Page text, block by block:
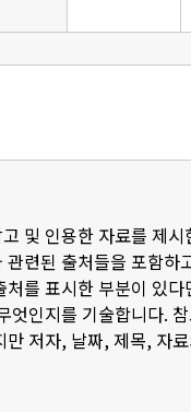
및 인용한 자료를 제
관련된 출처들을 포함하
처를 표시한 부분이 있
엇인지를 기술합니다.
만 저자, 날짜, 제목, 자